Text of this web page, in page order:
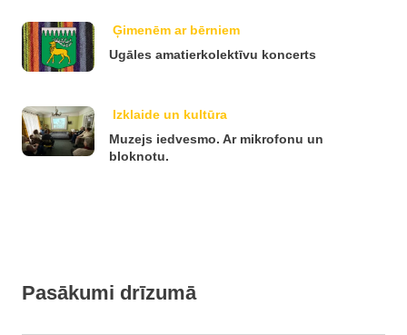
Ģimenēm ar bērniem
Ugāles amatierkolektīvu koncerts
Izklaide un kultūra
Muzejs iedvesmo. Ar mikrofonu un
bloknotu.
Pasākumi drīzumā